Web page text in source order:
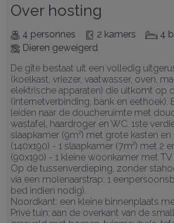
Over hosting
4 personnes 2 kamers
4
Dieren geweigerd
De gîte bestaat uit een volledig
(koelkast, vriezer, vaatwasser, oven,
elektrische apparaten) die uitkomt op
(internetverbinding, bank en eethoek).
leiden naar de doucheruimte met
wastafel, haardroger en WC. 1ste
slaapkamer (9m²) met grote kasten
(140x190) - 1 slaapkamer (7m²) met 2
(90x190) - 1 kleine woonkamer met TV
Op de tussenverdieping, zonder
via een molenaarstrap: 1
bed indien nodig).
Noordkant: een kleine binnenplaats
Privé tuin: aan de overkant van de